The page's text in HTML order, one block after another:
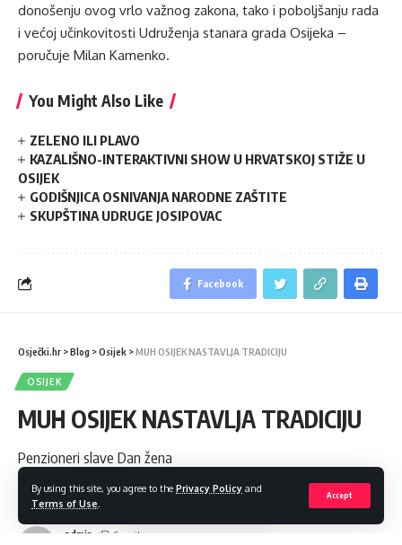
By using this site, you agree to the Privacy Policy and
Terms of Use
Accept
donošenju ovog vrlo važnog zakona, tako i poboljšanju rada
i većoj učinkovitosti Udruženja stanara grada Osijeka –
poručuje Milan Kamenko.
You Might Also Like
ZELENO ILI PLAVO
KAZALIŠNO-INTERAKTIVNI SHOW U HRVATSKOJ STIŽE U
OSIJEK
GODIŠNJICA OSNIVANJA NARODNE ZAŠTITE
SKUPŠTINA UDRUGE JOSIPOVAC
Facebook
Osječki.hr >Blog >Osijek >MUH OSIJEK NASTAVLJA TRADICIJU
OSIJEK
MUH OSIJEK NASTAVLJA TRADICIJU
Penzioneri slave Dan žena
admin
Share 1 Min Read